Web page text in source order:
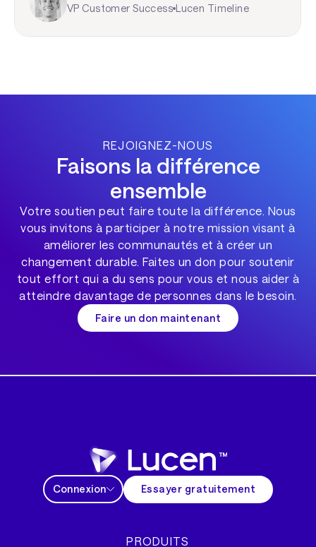
VP Customer Success Lucen Timeline
REJOIGNEZ-NOUS
Faisons la différence
ensemble
Votre soutien peut faire toute la différence. Nous
vous invitons à participer à notre mission visant à
améliorer les communautés et à créer un
changement durable. Faites un don pour soutenir
tout effort qui a du sens pour vous et nous aider à
atteindre davantage de personnes dans le besoin.
Faire un don maintenant
Connexion Essayer gratuitement
PRODUITS